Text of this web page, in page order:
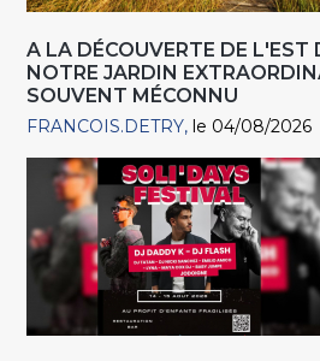
A LA DÉCOUVERTE DE L'EST
NOTRE JARDIN
SOUVENT MÉCONNU
FRANCOIS.DETRY le 04/08/2026